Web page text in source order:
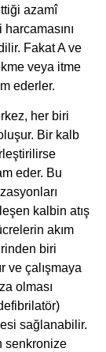
azamî
Fakat A ve
veya itme
ederler.
her biri
Bir kalb
eder. Bu
kalbin atış
akım
biri
ve çalışmaya
olması
sağlanabilir.
senkronize